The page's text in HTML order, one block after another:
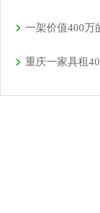
重庆一家具租